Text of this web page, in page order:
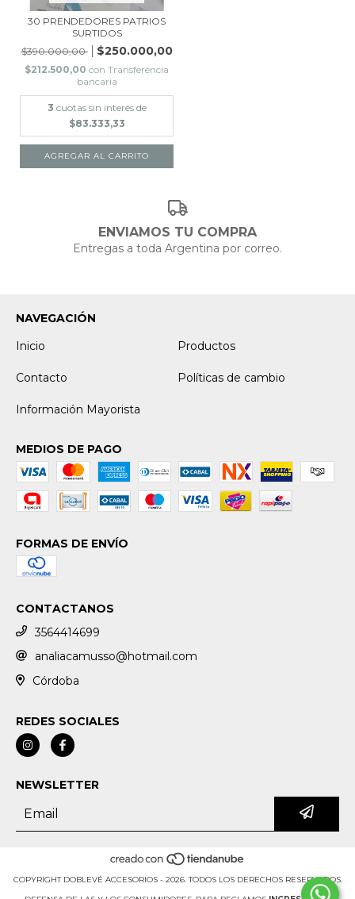
30 PRENDEDORES PATRIOS
SURTIDOS
$390.000,00
$250.000,00
$212.500,00 con Transferencia
bancaria
3 cuotas sin interés de
$83.333,33
ENVIAMOS TU COMPRA
Entregas a toda Argentina por correo.
NAVEGACIÓN
Inicio
Productos
Contacto Políticas de cambio
Información Mayorista
MEDIOS DE PAGO
FORMAS DE ENVÍO
CONTACTANOS
3564414699
analiacamusso@hotmail.com
Córdoba
REDES SOCIALES
NEWSLETTER
COPYRIGHT DOBLEVÉ ACCESORIOS - 2026. TODOS LOS DERECHOS RESERVADOS.